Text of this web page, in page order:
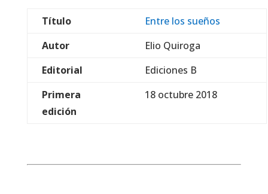
Título
Entre los sueños
Autor
Elio Quiroga
Editorial
Ediciones B
Primera
edición
18 octubre 2018